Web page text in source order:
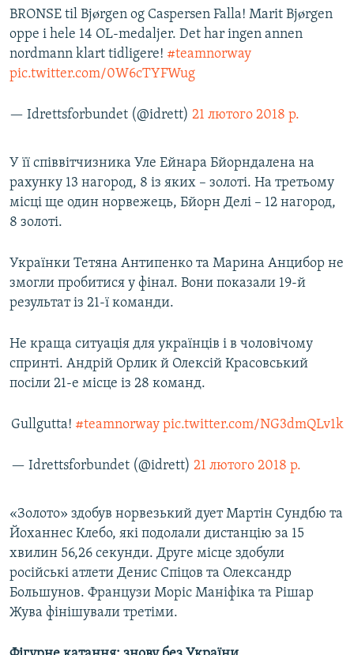
BRONSE til Bjørgen og Caspersen Falla! Marit Bjørgen
oppe i hele 14 OL-medaljer. Det har ingen annen
nordmann klart tidligere! #teamnorway
pic.twitter.com/0W6cTYFWug
— Idrettsforbundet (@idrett) 21 лютого 2018 р.
У її співвітчизника Уле Ейнара Бйорндалена на
рахунку 13 нагород, 8 із яких – золоті. На третьому
місці ще один норвежець, Бйорн Делі – 12 нагород,
8 золоті.
Українки Тетяна Антипенко та Марина Анцибор не
змогли пробитися у фінал. Вони показали 19-й
результат із 21-ї команди.
Не краща ситуація для українців і в чоловічому
спринті. Андрій Орлик й Олексій Красовський
посіли 21-е місце із 28 команд.
Gullgutta! #teamnorway pic.twitter.com/NG3dmQLv1k
— Idrettsforbundet (@idrett) 21 лютого 2018 р.
«Золото» здобув норвезький дует Мартін Сундбю та
Йоханнес Клебо, які подолали дистанцію за 15
хвилин 56,26 секунди. Друге місце здобули
російські атлети Денис Спіцов та Олександр
Большунов. Французи Моріс Маніфіка та Рішар
Жува фінішували третіми.